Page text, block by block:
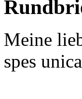
Meine
spes